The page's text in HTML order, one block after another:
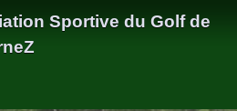
Sportive du Golf de